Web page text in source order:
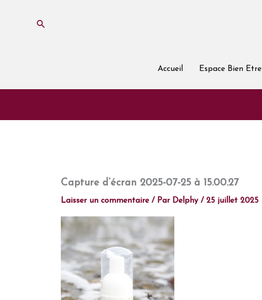
Rechercher
Accueil Espace Bien Etre
Capture d’écran 2025-07-25 à 15.00.27
Laisser un commentaire / Par Delphy / 25 juillet 2025